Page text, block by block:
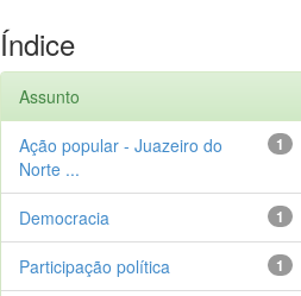
Índice
Assunto
1
Ação popular - Juazeiro do
Norte ...
1
Democracia
1
Participação política